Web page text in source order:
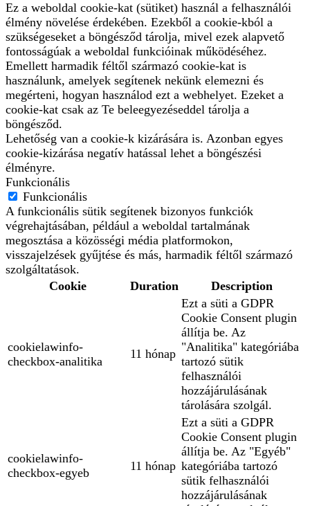
Ez a weboldal cookie-kat (sütiket) használ a felhasználói
élmény növelése érdekében. Ezekből a cookie-kból a
szükségeseket a böngésződ tárolja, mivel ezek alapvető
fontosságúak a weboldal funkcióinak működéséhez.
Emellett harmadik féltől származó cookie-kat is
használunk, amelyek segítenek nekünk elemezni és
megérteni, hogyan használod ezt a webhelyet. Ezeket a
cookie-kat csak az Te beleegyezéseddel tárolja a
böngésződ.
Lehetőség van a cookie-k kizárására is. Azonban egyes
cookie-kizárása negatív hatással lehet a böngészési
élményre.
Funkcionális
Funkcionális
A funkcionális sütik segítenek bizonyos funkciók
végrehajtásában, például a weboldal tartalmának
megosztása a közösségi média platformokon,
visszajelzések gyűjtése és más, harmadik féltől származó
szolgáltatások.
Cookie
Duration Description
cookielawinfo-
checkbox-analitika
11 hónap
Ezt a süti a GDPR
Cookie Consent plugin
állítja be. Az
"Analitika" kategóriába
tartozó sütik
felhasználói
hozzájárulásának
tárolására szolgál.
cookielawinfo-
checkbox-egyeb
11 hónap
Ezt a süti a GDPR
Cookie Consent plugin
állítja be. Az "Egyéb"
kategóriába tartozó
sütik felhasználói
hozzájárulásának